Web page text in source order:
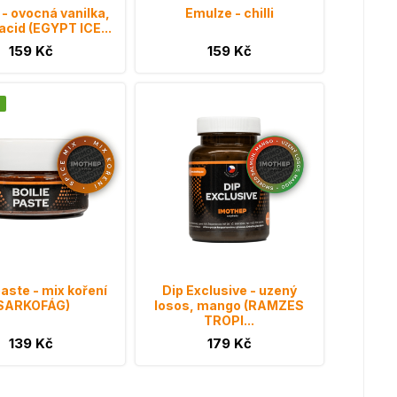
ovocná vanilka,
(EGYPT ICE...
159 Kč
Emulze - chilli
159 Kč
- mix koření
139 Kč
Dip Exclusive - uzený
losos, mango (RAMZES
TROPI...
179 Kč